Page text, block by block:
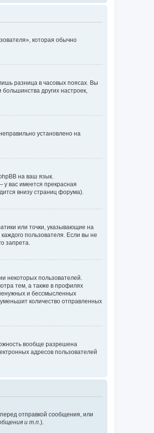
которая обычно
разница в часовых поясах. Вы
других настроек,
установлено на
на ваш язык.
у вас имеется прекрасная
внизу страниц форума).
или точки, указывающие на
пользователя. Если вы не
запрета.
некоторых пользователей.
тем, а также в профилях
и бессмысленных
количество отправленных
вообще разрешена
адресов пользователей
отправкой сообщения, или
и т.п. ).